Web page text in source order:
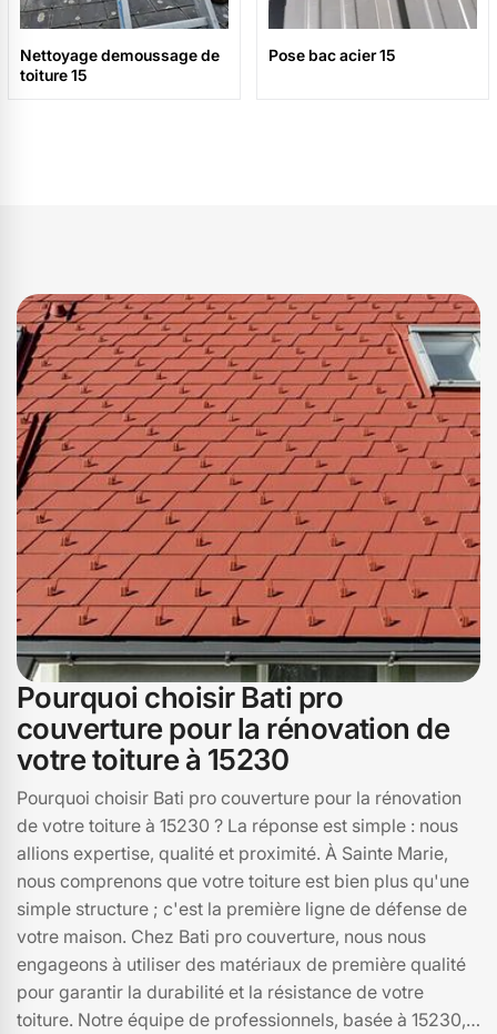
Nettoyage demoussage de
toiture 15
Pose bac acier 15
Pourquoi choisir Bati pro
couverture pour la rénovation de
votre toiture à 15230
Pourquoi choisir Bati pro couverture pour la rénovation
de votre toiture à 15230 ? La réponse est simple : nous
allions expertise, qualité et proximité. À Sainte Marie,
nous comprenons que votre toiture est bien plus qu'une
simple structure ; c'est la première ligne de défense de
votre maison. Chez Bati pro couverture, nous nous
engageons à utiliser des matériaux de première qualité
pour garantir la durabilité et la résistance de votre
toiture. Notre équipe de professionnels, basée à 15230,